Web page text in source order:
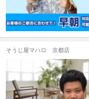
そうじ屋マハロ 京都店